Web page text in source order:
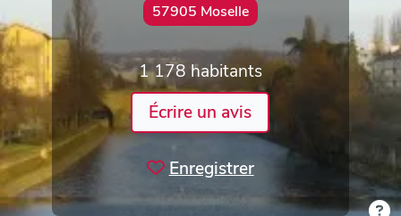
57905 Moselle
1 178 habitants
Écrire un avis
Enregistrer